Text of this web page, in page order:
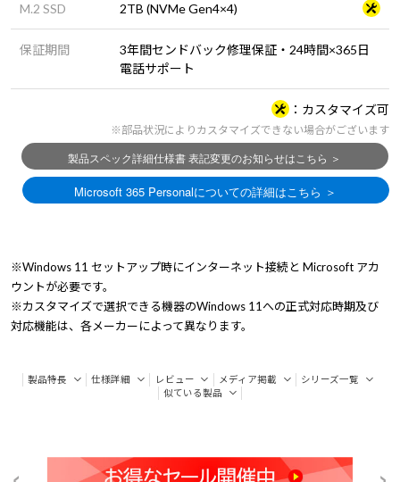
M.2 SSD 2TB (NVMe Gen4×4)
保証期間
3年間センドバック修理保証・24時間×365日
電話サポート
カスタマイズ可
※部品状況によりカスタマイズできない場合がございます
※Windows 11 セットアップ時にインターネット接続と Microsoft アカ
ウントが必要です。
※カスタマイズで選択できる機器のWindows 11への正式対応時期及び
対応機能は、各メーカーによって異なります。
製品特長 仕様詳細 レビュー メディア掲載
シリーズ一覧
似ている製品